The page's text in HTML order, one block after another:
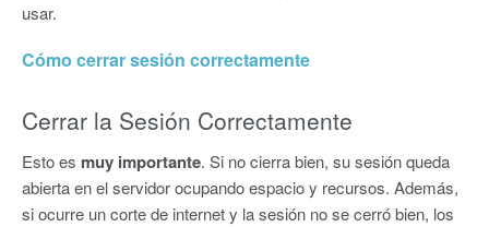
usar.
Cómo cerrar sesión correctamente
Cerrar la Sesión Correctamente
Esto es muy importante. Si no cierra bien, su sesión queda
abierta en el servidor ocupando espacio y recursos. Además,
si ocurre un corte de internet y la sesión no se cerró bien, los